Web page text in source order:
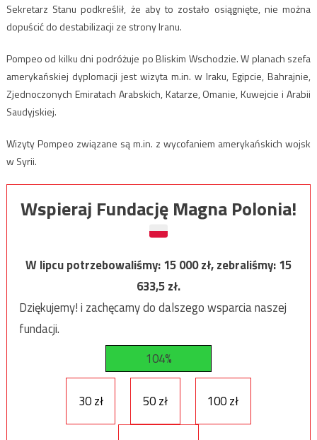
Sekretarz Stanu podkreślił, że aby to zostało osiągnięte, nie można
dopuścić do destabilizacji ze strony Iranu.
Pompeo od kilku dni podróżuje po Bliskim Wschodzie. W planach szefa
amerykańskiej dyplomacji jest wizyta m.in. w Iraku, Egipcie, Bahrajnie,
Zjednoczonych Emiratach Arabskich, Katarze, Omanie, Kuwejcie i Arabii
Saudyjskiej.
Wizyty Pompeo związane są m.in. z wycofaniem amerykańskich wojsk
w Syrii.
Wspieraj Fundację Magna Polonia!
W lipcu potrzebowaliśmy:15 000zł, zebraliśmy:15
633,5zł.
Dziękujemy! i zachęcamy do dalszego wsparcia naszej
fundacji.
104%
30 zł 50 zł 100 zł